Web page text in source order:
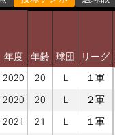
年度 年齢 球団 リーグ
2020 20 L
１軍
2020
20 L
２軍
2021
21 L
１軍